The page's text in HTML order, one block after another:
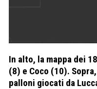
In alto, la mappa dei
(8) e Coco (10).
palloni giocati da